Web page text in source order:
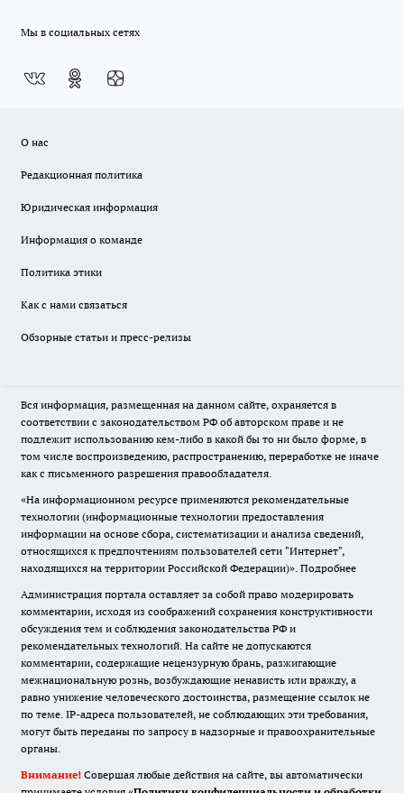
Мы в социальных сетях
О нас
Редакционная политика
Юридическая информация
Информация о команде
Политика этики
Как с нами связаться
Обзорные статьи и пресс-релизы
Вся информация, размещенная на данном сайте, охраняется в
соответствии с законодательством РФ об авторском праве и не
подлежит использованию кем-либо в какой бы то ни было форме, в
том числе воспроизведению, распространению, переработке не иначе
как с письменного разрешения правообладателя.
«На информационном ресурсе применяются рекомендательные
технологии (информационные технологии предоставления
информации на основе сбора, систематизации и анализа сведений,
относящихся к предпочтениям пользователей сети "Интернет",
находящихся на территории Российской Федерации)». Подробнее
Администрация портала оставляет за собой право модерировать
комментарии, исходя из соображений сохранения конструктивности
обсуждения тем и соблюдения законодательства РФ и
рекомендательных технологий. На сайте не допускаются
комментарии, содержащие нецензурную брань, разжигающие
межнациональную рознь, возбуждающие ненависть или вражду, а
равно унижение человеческого достоинства, размещение ссылок не
по теме. IP-адреса пользователей, не соблюдающих эти требования,
могут быть переданы по запросу в надзорные и правоохранительные
органы.
Внимание! Совершая любые действия на сайте, вы автоматически